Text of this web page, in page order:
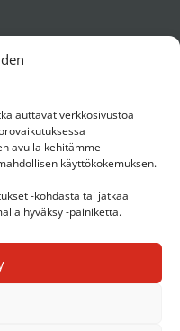
auttavat verkkosivustoa
avulla kehitämme
käyttökokemuksen.
-kohdasta tai jatkaa
hyväksy -painiketta.